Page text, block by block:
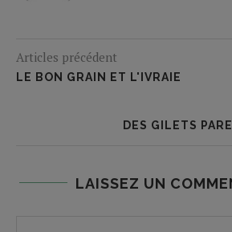
Articles précédent
LE BON GRAIN ET L'IVRAIE
DES GILETS
LAISSEZ UN